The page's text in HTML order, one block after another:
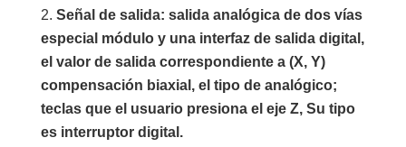
Señal de salida: salida analógica de dos vías
especial módulo y una interfaz de salida digital,
el valor de salida correspondiente a (X, Y)
compensación biaxial, el tipo de analógico;
teclas que el usuario presiona el eje Z, Su tipo
es interruptor digital.